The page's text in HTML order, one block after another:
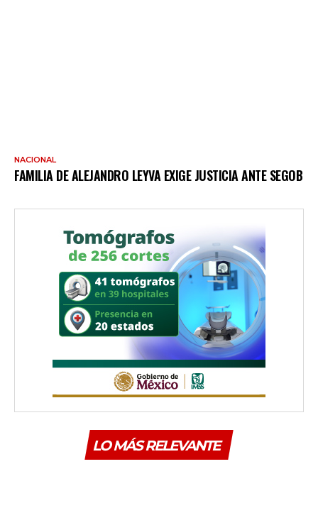
NACIONAL
FAMILIA DE ALEJANDRO LEYVA EXIGE JUSTICIA ANTE SEGOB
LO MÁS RELEVANTE